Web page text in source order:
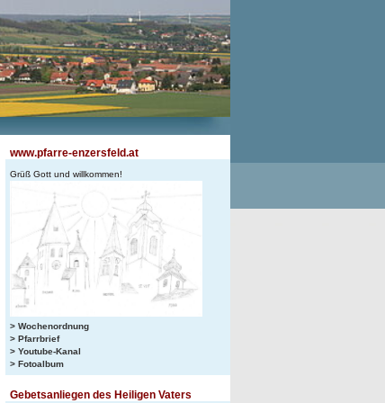
www.pfarre-enzersfeld.at
Grüß Gott und willkommen!
> Wochenordnung
> Pfarrbrief
> Youtube-Kanal
> Fotoalbum
Gebetsanliegen des Heiligen Vaters